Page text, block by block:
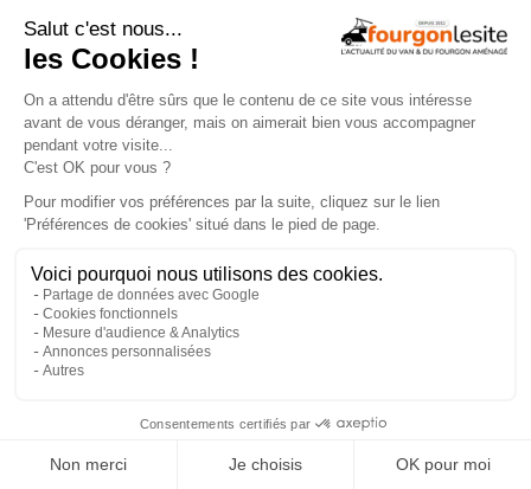
NOS VIDÉOS
Routeur 5G, autonomie renforcée :
Xperience